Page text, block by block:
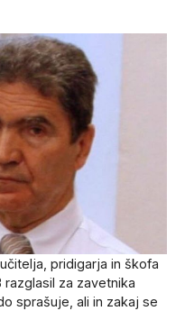
pridigarja in škofa
razglasil za zavetnika
sprašuje, ali in zakaj se